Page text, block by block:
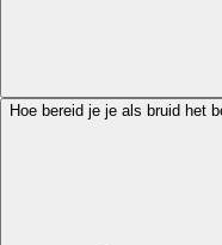
Hoe bereid je je als bruid het